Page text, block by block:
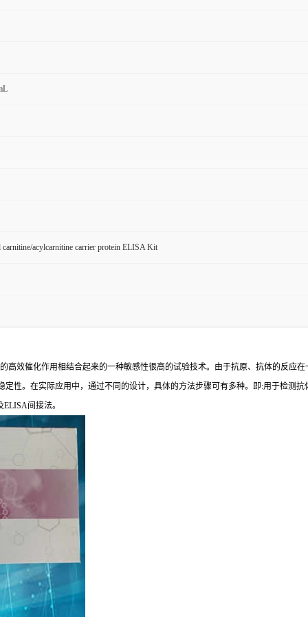
acylcarnitine carrier protein ELISA Kit
高效催化作用相结合起来的一种敏感性很高的试验技术。由于抗原、抗体的反应在
性。在实际应用中，通过不同的设计，具体的方法步骤可有多种。即:用于检测抗
ELISA间接法。